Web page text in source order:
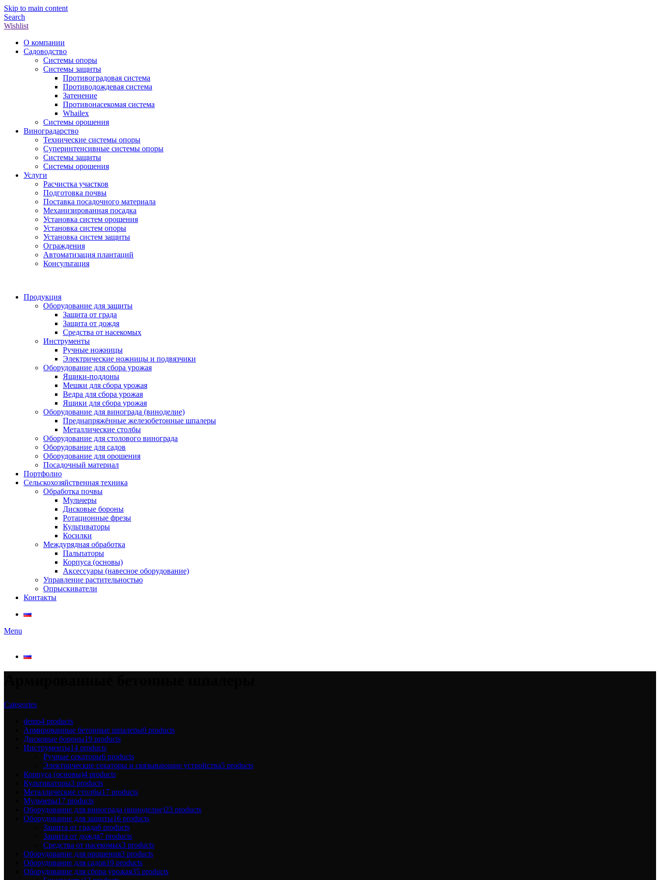
Skip to main content
Search
Wishlist
О компании
Садоводство
Системы опоры
Системы защиты
Противоградовая система
Противодождевая система
Затенение
Противонасекомая система
Whailex
Системы орошения
Виноградарство
Технические системы опоры
Суперинтенсивные системы опоры
Системы защиты
Системы орошения
Услуги
Расчистка участков
Подготовка почвы
Поставка посадочного материала
Механизированная посадка
Установка систем орошения
Установка систем опоры
Установка систем защиты
Ограждения
Автоматизация плантаций
Консультация
Продукция
Оборудование для защиты
Защита от града
Защита от дождя
Средства от насекомых
Инструменты
Ручные ножницы
Электрические ножницы и подвязчики
Оборудование для сбора урожая
Ящики-поддоны
Мешки для сбора урожая
Ведра для сбора урожая
Ящики для сбора урожая
Оборудование для винограда (виноделие)
Преднапряжённые железобетонные шпалеры
Металлические столбы
Оборудование для столового винограда
Оборудование для садов
Оборудование для орошения
Посадочный материал
Портфолио
Сельскохозяйственная техника
Обработка почвы
Мульчеры
Дисковые бороны
Ротационные фрезы
Культиваторы
Косилки
Междурядная обработка
Пальпаторы
Корпуса (основы)
Аксессуары (навесное оборудование)
Управление растительностью
Опрыскиватели
Контакты
Menu
Categories
demo4 products
Армированные бетонные шпалеры0 products
Дисковые бороны19 products
Инструменты14 products
Ручные секаторы6 products
Электрические секаторы и связывающие устройства5 products
Корпуса (основы)4 products
Культиваторы3 products
Металлические столбы17 products
Мульчеры17 products
Оборудование для винограда (виноделие)23 products
Оборудование для защиты16 products
Защита от града6 products
Защита от дождя7 products
Средства от насекомых3 products
Оборудование для орошения3 products
Оборудование для садов19 products
Оборудование для сбора урожая35 products